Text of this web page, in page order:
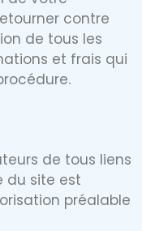
contre
de tous les
et frais qui
de tous liens
du site est
préalable